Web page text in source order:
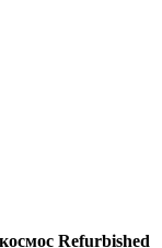
Refurbished